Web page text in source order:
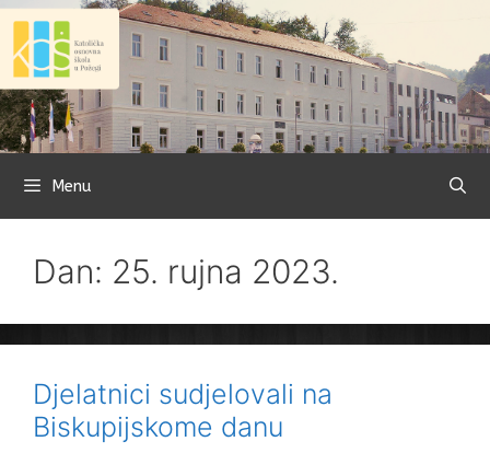
Preskoči
sadržaj
Menu
Dan: 25. rujna 2023.
Djelatnici sudjelovali na
Biskupijskome danu